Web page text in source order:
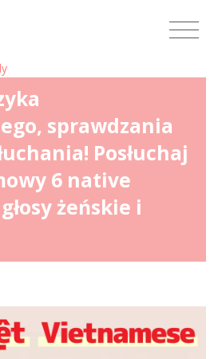
sprawdzania
Posłuchaj
6 native
żeńskie i